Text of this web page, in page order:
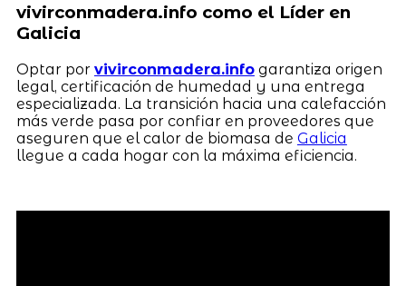
vivirconmadera.info como el Líder en
Galicia
Optar por vivirconmadera.infogarantiza origen
legal, certificación de humedad y una entrega
especializada. La transición hacia una calefacción
más verde pasa por confiar en proveedores que
aseguren que el calor de biomasa de Galicia
llegue a cada hogar con la máxima eficiencia.